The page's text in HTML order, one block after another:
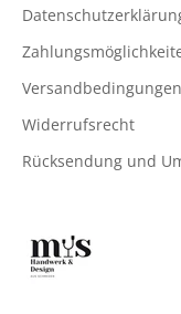
Versandbedingungen
Widerrufsrecht
Rücksendung und